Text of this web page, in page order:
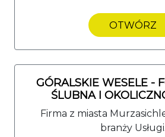
OTWÓRZ
GÓRALSKIE WESELE -
ŚLUBNA I
Firma z miasta
branży Usługi.